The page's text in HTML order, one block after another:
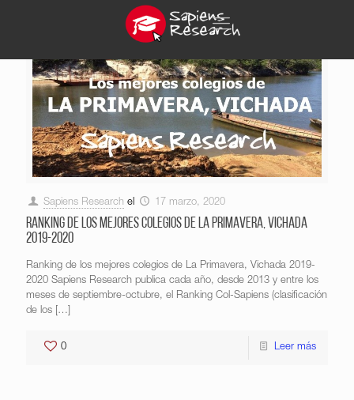
Sapiens Research el 17 marzo, 2020
Ranking de los mejores colegios de La Primavera, Vichada
2019-2020
Ranking de los mejores colegios de La Primavera, Vichada 2019-
2020 Sapiens Research publica cada año, desde 2013 y entre los
meses de septiembre-octubre, el Ranking Col-Sapiens (clasificación
de los […]
0 Leer más